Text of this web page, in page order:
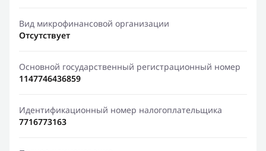
Вид микрофинансовой организации
Отсутствует
Основной государственный регистрационный номер
1147746436859
Идентификационный номер налогоплательщика
7716773163